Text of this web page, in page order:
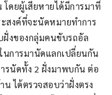
โดยผู้เสียหายได้มีการมาที่
สงค์ที่จะนัดหมายทำการ
งของกลุ่มคนขับรถอัล
นการมานัดแลกเปลี่ยนกัน
รนัดทั้ง 2 ฝั่งมาพบกัน ต่อ
น ได้ตรวจสอบว่าฝั่งตรง